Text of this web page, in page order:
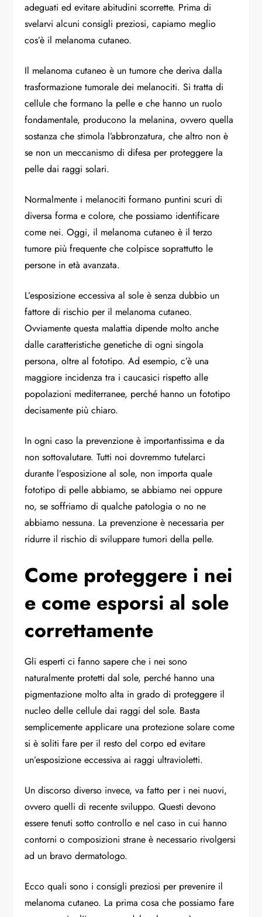
adeguati ed evitare abitudini scorrette. Prima di
svelarvi alcuni consigli preziosi, capiamo meglio
cos’è il melanoma cutaneo.
Il melanoma cutaneo è un tumore che deriva dalla
trasformazione tumorale dei melanociti. Si tratta di
cellule che formano la pelle e che hanno un ruolo
fondamentale, producono la melanina, ovvero quella
sostanza che stimola l’abbronzatura, che altro non è
se non un meccanismo di difesa per proteggere la
pelle dai raggi solari.
Normalmente i melanociti formano puntini scuri di
diversa forma e colore, che possiamo identificare
come nei. Oggi, il melanoma cutaneo è il terzo
tumore più frequente che colpisce soprattutto le
persone in età avanzata.
L’esposizione eccessiva al sole è senza dubbio un
fattore di rischio per il melanoma cutaneo.
Ovviamente questa malattia dipende molto anche
dalle caratteristiche genetiche di ogni singola
persona, oltre al fototipo. Ad esempio, c’è una
maggiore incidenza tra i caucasici rispetto alle
popolazioni mediterranee, perché hanno un fototipo
decisamente più chiaro.
In ogni caso la prevenzione è importantissima e da
non sottovalutare. Tutti noi dovremmo tutelarci
durante l’esposizione al sole, non importa quale
fototipo di pelle abbiamo, se abbiamo nei oppure
no, se soffriamo di qualche patologia o no ne
abbiamo nessuna. La prevenzione è necessaria per
ridurre il rischio di sviluppare tumori della pelle.
Come proteggere i nei
e come esporsi al sole
correttamente
Gli esperti ci fanno sapere che i nei sono
naturalmente protetti dal sole, perché hanno una
pigmentazione molto alta in grado di proteggere il
nucleo delle cellule dai raggi del sole. Basta
semplicemente applicare una protezione solare come
si è soliti fare per il resto del corpo ed evitare
un’esposizione eccessiva ai raggi ultravioletti.
Un discorso diverso invece, va fatto per i nei nuovi,
ovvero quelli di recente sviluppo. Questi devono
essere tenuti sotto controllo e nel caso in cui hanno
contorni o composizioni strane è necessario rivolgersi
ad un bravo dermatologo.
Ecco quali sono i consigli preziosi per prevenire il
melanoma cutaneo. La prima cosa che possiamo fare